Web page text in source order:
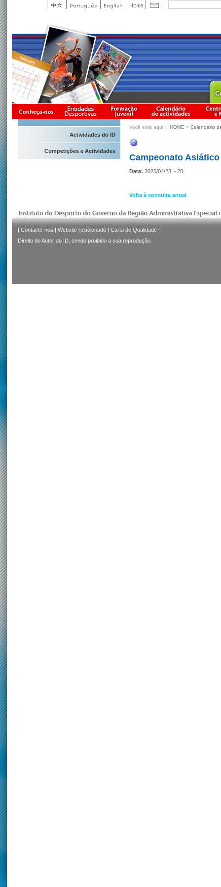
Actividades do ID
Competições e Actividades
Você está aqui： HOME > Calendário
Campeonato
Data: 2025/04/23 ~ 28
Volta à consulta anual
| Contacte-nos | Website relacionado | Carta de Qualidade |
Direito do Autor do ID, sendo proibido a sua reprodução.